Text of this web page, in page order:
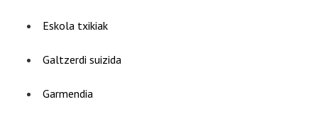
Eskola txikiak
Galtzerdi suizida
Garmendia